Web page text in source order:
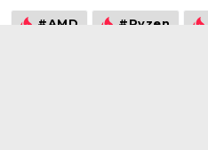
#AMD #Ryzen